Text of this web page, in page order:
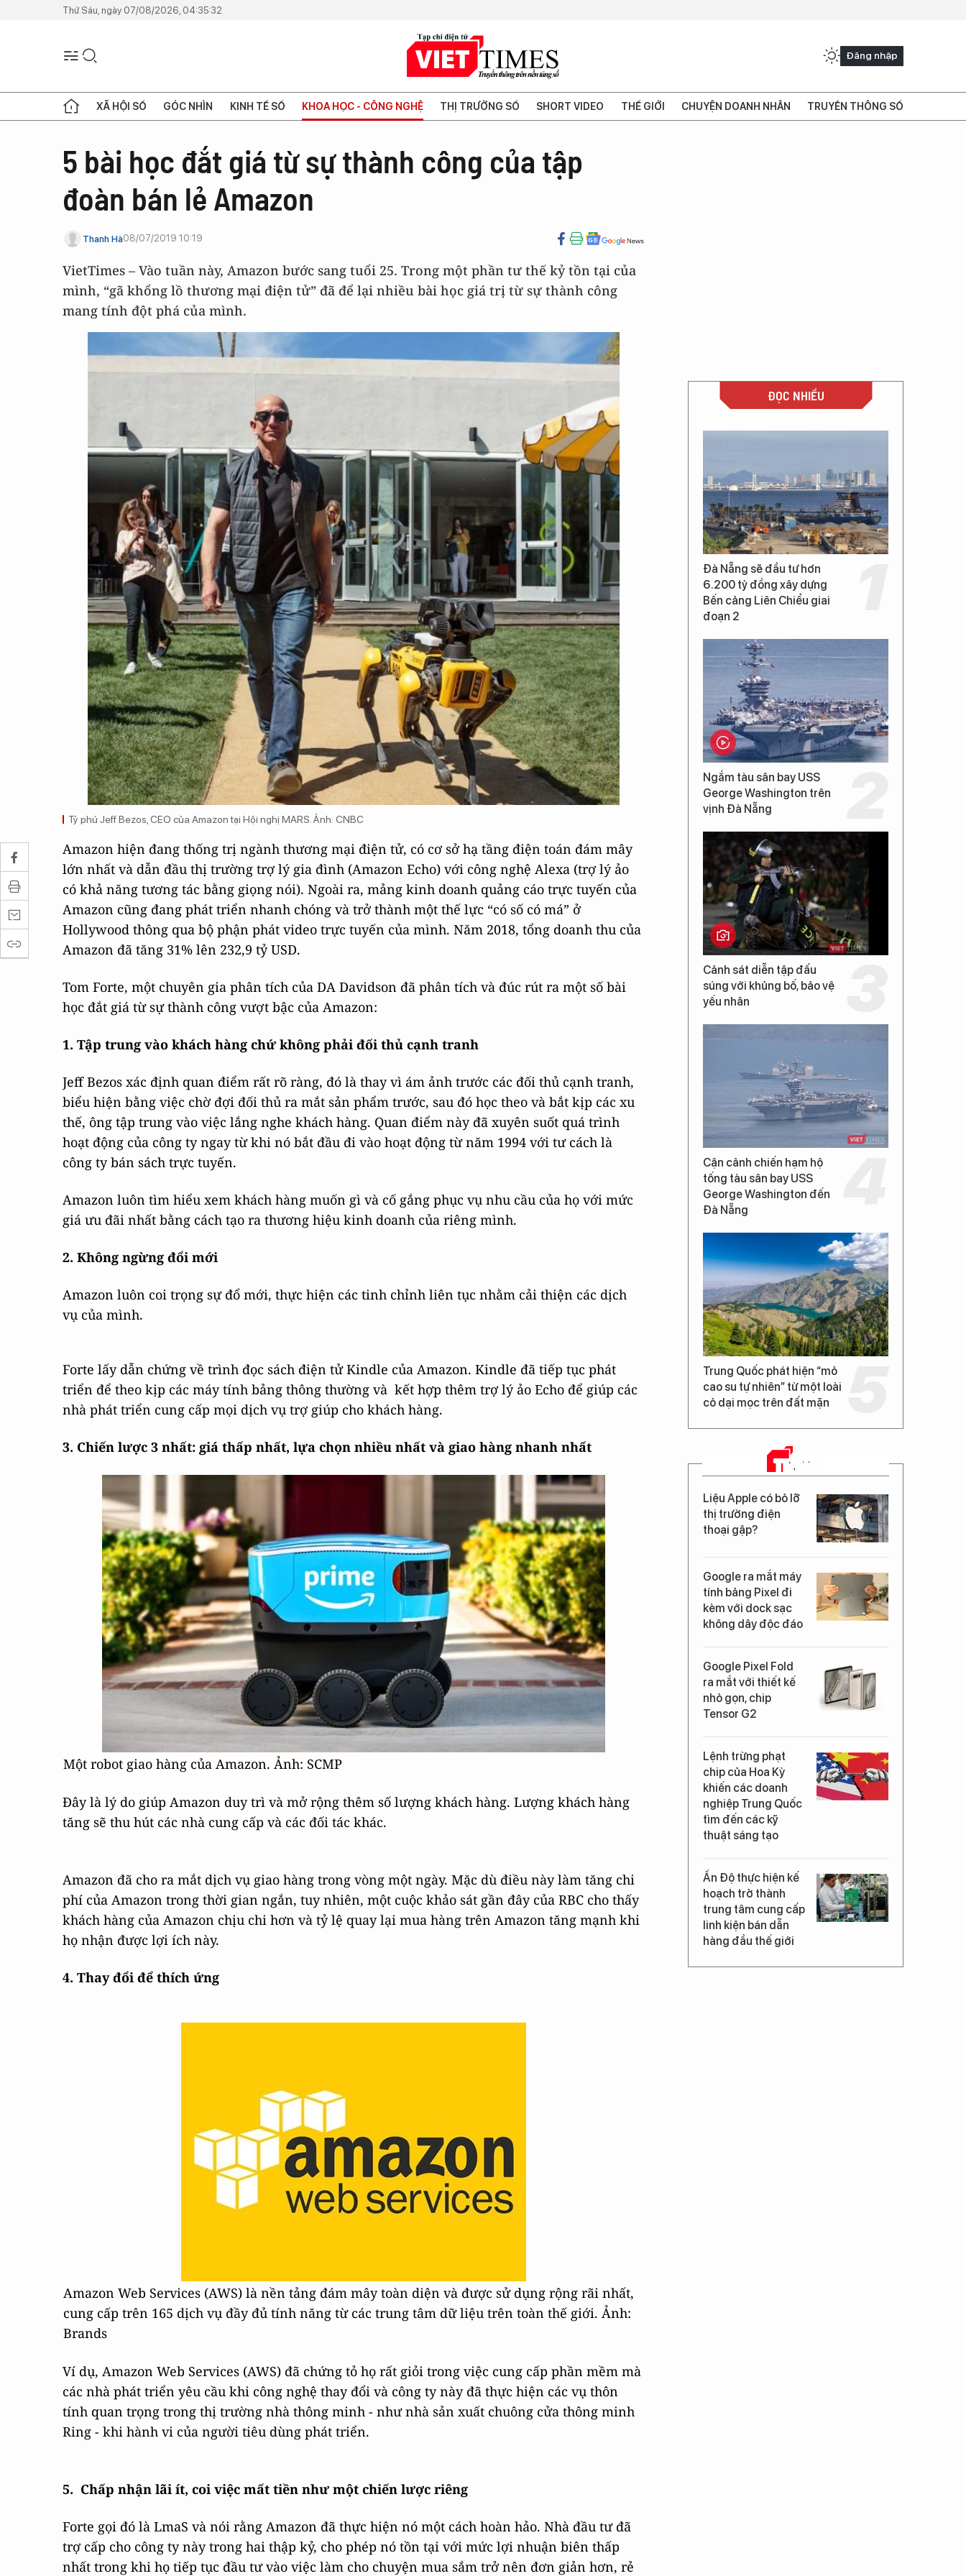
Thứ Sáu, ngày 07/08/2026, 04:35:32
Đăng nhập
XÃ HỘI SỐ GÓC NHÌN KINH TẾ SỐ KHOA HỌC - CÔNG NGHỆ THỊ TRƯỜNG SỐ SHORT VIDEO THẾ GIỚI CHUYỆN DOANH NHÂN TRUYỀN THÔNG SỐ
5 bài học đắt giá từ sự thành công của tập
đoàn bán lẻ Amazon
Thanh Hà08/07/2019 10:19
VietTimes – Vào tuần này, Amazon bước sang tuổi 25. Trong một phần tư thế kỷ tồn tại của
mình, “gã khổng lồ thương mại điện tử” đã để lại nhiều bài học giá trị từ sự thành công
mang tính đột phá của mình.
Tỷ phú Jeff Bezos, CEO của Amazon tại Hội nghị MARS. Ảnh: CNBC
Amazon hiện đang thống trị ngành thương mại điện tử, có cơ sở hạ tầng điện toán đám mây
lớn nhất và dẫn đầu thị trường trợ lý gia đình (Amazon Echo) với công nghệ Alexa (trợ lý ảo
có khả năng tương tác bằng giọng nói). Ngoài ra, mảng kinh doanh quảng cáo trực tuyến của
Amazon cũng đang phát triển nhanh chóng và trở thành một thế lực “có số có má” ở
Hollywood thông qua bộ phận phát video trực tuyến của mình. Năm 2018, tổng doanh thu của
Amazon đã tăng 31% lên 232,9 tỷ USD.
Tom Forte, một chuyên gia phân tích của DA Davidson đã phân tích và đúc rút ra một số bài
học đắt giá từ sự thành công vượt bậc của Amazon:
1. Tập trung vào khách hàng chứ không phải đối thủ cạnh tranh
Jeff Bezos xác định quan điểm rất rõ ràng, đó là thay vì ám ảnh trước các đối thủ cạnh tranh,
biểu hiện bằng việc chờ đợi đối thủ ra mắt sản phẩm trước, sau đó học theo và bắt kịp các xu
thế, ông tập trung vào việc lắng nghe khách hàng. Quan điểm này đã xuyên suốt quá trình
hoạt động của công ty ngay từ khi nó bắt đầu đi vào hoạt động từ năm 1994 với tư cách là
công ty bán sách trực tuyến.
Amazon luôn tìm hiểu xem khách hàng muốn gì và cố gắng phục vụ nhu cầu của họ với mức
giá ưu đãi nhất bằng cách tạo ra thương hiệu kinh doanh của riêng mình.
2. Không ngừng đổi mới
Amazon luôn coi trọng sự đổ mới, thực hiện các tinh chỉnh liên tục nhằm cải thiện các dịch
vụ của mình.
Forte lấy dẫn chứng về trình đọc sách điện tử Kindle của Amazon. Kindle đã tiếp tục phát
triển để theo kịp các máy tính bảng thông thường và kết hợp thêm trợ lý ảo Echo để giúp các
nhà phát triển cung cấp mọi dịch vụ trợ giúp cho khách hàng.
3. Chiến lược 3 nhất: giá thấp nhất, lựa chọn nhiều nhất và giao hàng nhanh nhất
Một robot giao hàng của Amazon. Ảnh: SCMP
Đây là lý do giúp Amazon duy trì và mở rộng thêm số lượng khách hàng. Lượng khách hàng
tăng sẽ thu hút các nhà cung cấp và các đối tác khác.
Amazon đã cho ra mắt dịch vụ giao hàng trong vòng một ngày. Mặc dù điều này làm tăng chi
phí của Amazon trong thời gian ngắn, tuy nhiên, một cuộc khảo sát gần đây của RBC cho thấy
khách hàng của Amazon chịu chi hơn và tỷ lệ quay lại mua hàng trên Amazon tăng mạnh khi
họ nhận được lợi ích này.
4. Thay đổi để thích ứng
Amazon Web Services (AWS) là nền tảng đám mây toàn diện và được sử dụng rộng rãi nhất,
cung cấp trên 165 dịch vụ đầy đủ tính năng từ các trung tâm dữ liệu trên toàn thế giới. Ảnh:
Brands
Ví dụ, Amazon Web Services (AWS) đã chứng tỏ họ rất giỏi trong việc cung cấp phần mềm mà
các nhà phát triển yêu cầu khi công nghệ thay đổi và công ty này đã thực hiện các vụ thôn
tính quan trọng trong thị trường nhà thông minh - như nhà sản xuất chuông cửa thông minh
Ring - khi hành vi của người tiêu dùng phát triển.
5. Chấp nhận lãi ít, coi việc mất tiền như một chiến lược riêng
Forte gọi đó là LmaS và nói rằng Amazon đã thực hiện nó một cách hoàn hảo. Nhà đầu tư đã
trợ cấp cho công ty này trong hai thập kỷ, cho phép nó tồn tại với mức lợi nhuận biên thấp
nhất trong khi họ tiếp tục đầu tư vào việc làm cho chuyện mua sắm trở nên đơn giản hơn, rẻ
ĐỌC NHIỀU
Đà Nẵng sẽ đầu tư hơn
6.200 tỷ đồng xây dựng
Bến cảng Liên Chiểu giai
đoạn 2
Ngắm tàu sân bay USS
George Washington trên
vịnh Đà Nẵng
Cảnh sát diễn tập đấu
súng với khủng bố, bảo vệ
yếu nhân
Cận cảnh chiến hạm hộ
tống tàu sân bay USS
George Washington đến
Đà Nẵng
Trung Quốc phát hiện “mỏ
cao su tự nhiên” từ một loài
cỏ dại mọc trên đất mặn
TIN MỚI
Liệu Apple có bỏ lỡ
thị trường điện
thoại gập?
Google ra mắt máy
tính bảng Pixel đi
kèm với dock sạc
không dây độc đáo
Google Pixel Fold
ra mắt với thiết kế
nhỏ gọn, chip
Tensor G2
Lệnh trừng phạt
chip của Hoa Kỳ
khiến các doanh
nghiệp Trung Quốc
tìm đến các kỹ
thuật sáng tạo
Ấn Độ thực hiện kế
hoạch trở thành
trung tâm cung cấp
linh kiện bán dẫn
hàng đầu thế giới